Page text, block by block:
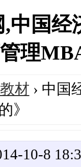
中国
理
材 › 中国
》
10-8